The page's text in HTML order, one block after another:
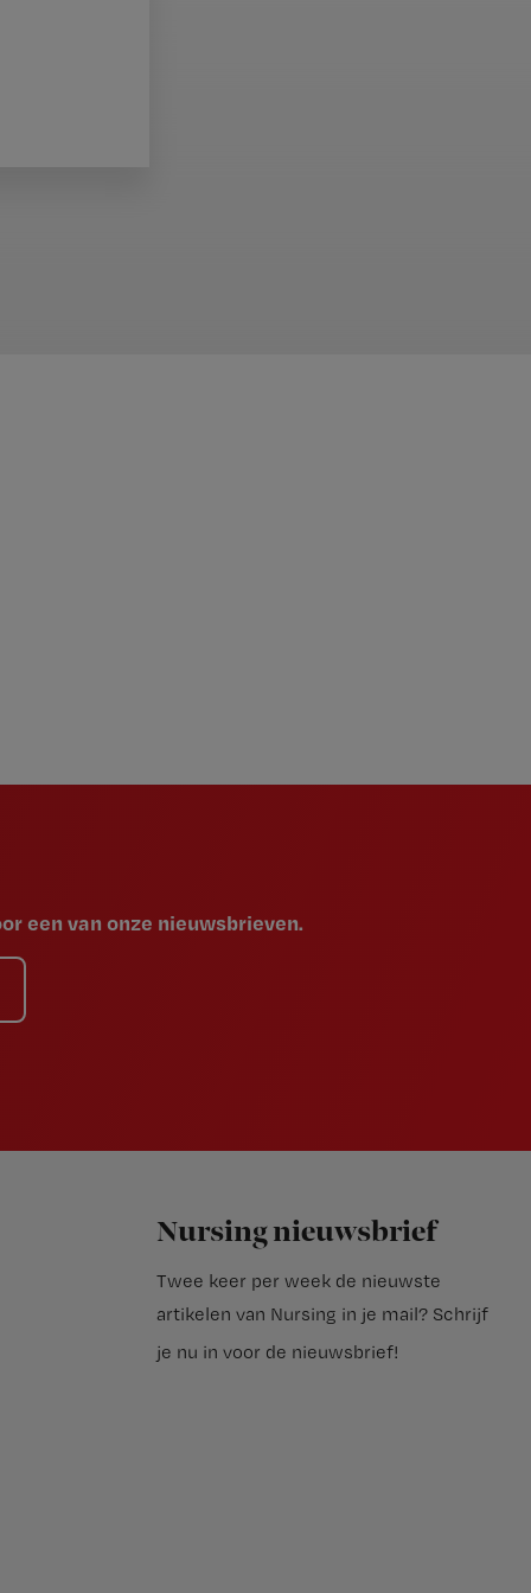
een van onze nieuwsbrieven.
Nursing nieuwsbrief
Twee keer per week de nieuwste
artikelen van Nursing in je mail? Schrijf
je nu in voor de nieuwsbrief!